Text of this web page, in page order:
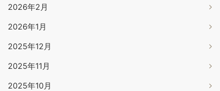
2026年2月
2026年1月
2025年12月
2025年11月
2025年10月